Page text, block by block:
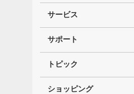
サービス
サポート
トピック
ショッピング